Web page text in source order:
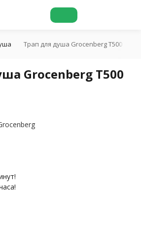
Трап для душа Grocenberg T500
Grocenberg T500